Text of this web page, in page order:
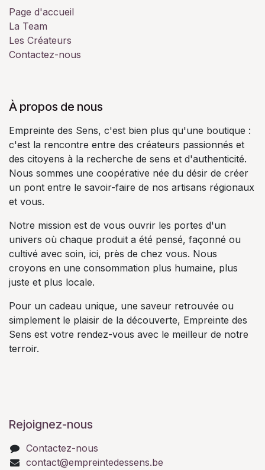
Page d'accueil
La Team
Les Créateurs
Contactez-nous
À propos de nous
Empreinte des Sens, c'est bien plus qu'une boutique :
c'est la rencontre entre des créateurs passionnés et
des citoyens à la recherche de sens et d'authenticité.
Nous sommes une coopérative née du désir de créer
un pont entre le savoir-faire de nos artisans régionaux
et vous.
Notre mission est de vous ouvrir les portes d'un
univers où chaque produit a été pensé, façonné ou
cultivé avec soin, ici, près de chez vous. Nous
croyons en une consommation plus humaine, plus
juste et plus locale.
Pour un cadeau unique, une saveur retrouvée ou
simplement le plaisir de la découverte, Empreinte des
Sens est votre rendez-vous avec le meilleur de notre
terroir.
Rejoignez-nous
Contactez-nous
contact@empreintedessens.be